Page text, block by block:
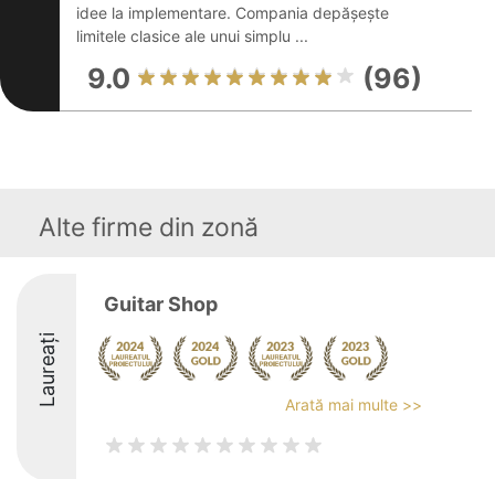
idee la implementare. Compania depășește
limitele clasice ale unui simplu ...
9.0 (96)
Alte firme din zonă
Laureați
Guitar Shop
Arată mai multe >>